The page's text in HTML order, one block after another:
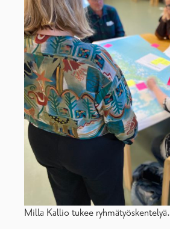
Milla Kallio tukee ryhmätyöskentelyä.